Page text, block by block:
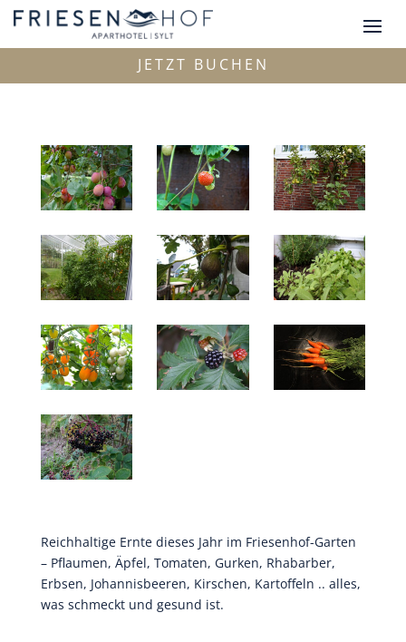
JETZT BUCHEN
Reichhaltige Ernte dieses Jahr im Friesenhof-Garten
– Pflaumen, Äpfel, Tomaten, Gurken, Rhabarber,
Erbsen, Johannisbeeren, Kirschen, Kartoffeln .. alles,
was schmeckt und gesund ist.